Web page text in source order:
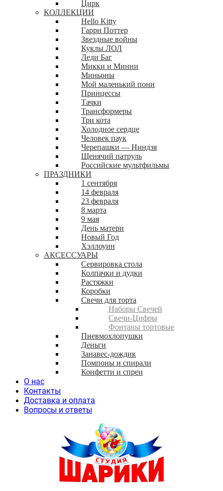
Цирк
КОЛЛЕКЦИИ
Hello Kitty
Гарри Поттер
Звездные войны
Куклы ЛОЛ
Леди Баг
Микки и Минни
Миньоны
Мой маленький пони
Принцессы
Тачки
Трансформеры
Три кота
Холодное сердце
Человек паук
Черепашки — Ниндзя
Щенячий патруль
Российские мультфильмы
ПРАЗДНИКИ
1 сентября
14 февраля
23 февраля
8 марта
9 мая
День матери
Новый Год
Хэллоуин
АКСЕССУАРЫ
Сервировка стола
Колпачки и дудки
Растяжки
Коробки
Свечи для торта
Наборы Свечей
Свечи-Цифры
Фонтаны тортовые
Пневмохлопушки
Деньги
Занавес-дождик
Помпоны и спирали
Конфетти и спреи
О нас
Контакты
Доставка и оплата
Вопросы и ответы